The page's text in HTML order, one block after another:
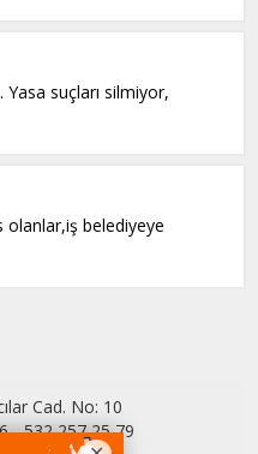
suçları silmiyor,
olanlar,iş belediyeye
Cad. No: 10
- 532 257 25 79